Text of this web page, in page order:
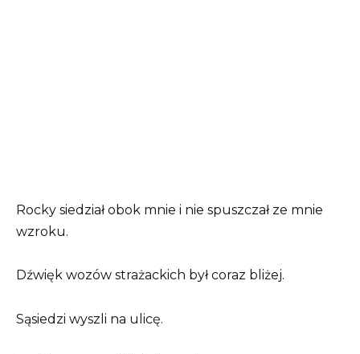
Rocky siedział obok mnie i nie spuszczał ze mnie
wzroku.
Dźwięk wozów strażackich był coraz bliżej.
Sąsiedzi wyszli na ulicę.